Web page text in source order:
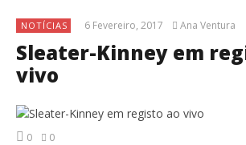
NOTÍCIAS 6 Fevereiro, 2017 Ana Ventura
Sleater-Kinney em
vivo
0 0